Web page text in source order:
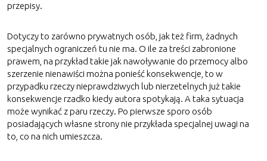
przepisy.
Dotyczy to zarówno prywatnych osób, jak też firm, żadnych
specjalnych ograniczeń tu nie ma. O ile za treści zabronione
prawem, na przykład takie jak nawoływanie do przemocy albo
szerzenie nienawiści można ponieść konsekwencje, to w
przypadku rzeczy nieprawdziwych lub nierzetelnych już takie
konsekwencje rzadko kiedy autora spotykają. A taka sytuacja
może wynikać z paru rzeczy. Po pierwsze sporo osób
posiadających własne strony nie przykłada specjalnej uwagi na
to, co na nich umieszcza.